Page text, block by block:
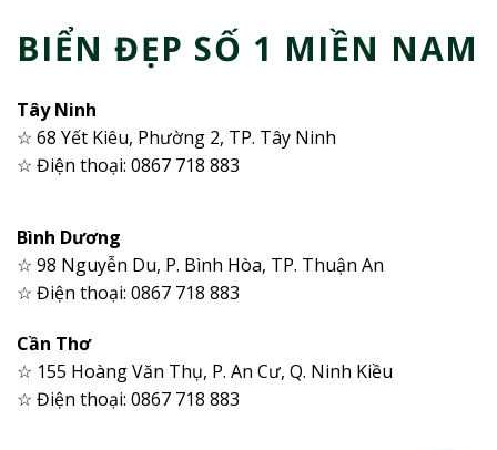
BIỂN ĐẸP SỐ 1 MIỀN NAM
Tây Ninh
☆ 68 Yết Kiêu, Phường 2, TP. Tây Ninh
☆ Điện thoại: 0867 718 883
Bình Dương
☆ 98 Nguyễn Du, P. Bình Hòa, TP. Thuận An
☆ Điện thoại: 0867 718 883
Cần Thơ
☆ 155 Hoàng Văn Thụ, P. An Cư, Q. Ninh Kiều
☆ Điện thoại: 0867 718 883